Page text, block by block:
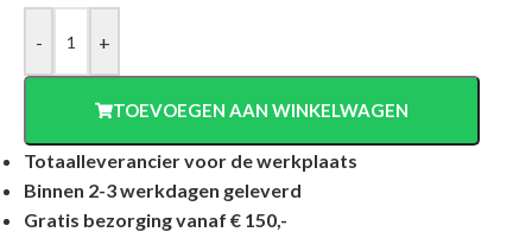
- +
TOEVOEGEN AAN WINKELWAGEN
Totaalleverancier voor de werkplaats
Binnen 2-3 werkdagen geleverd
Gratis bezorging vanaf € 150,-